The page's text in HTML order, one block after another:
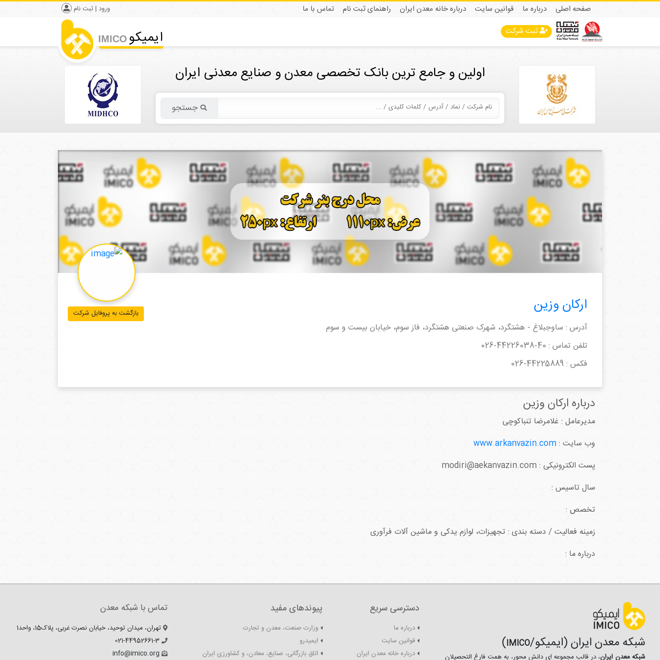
صفحه اصلی درباره ما قوانین سایت درباره خانه معدن ایران راهنمای ثبت نام تماس با ما ورود | ثبت نام
ثبت شرکت ایمیکو IMICO
اولین و جامع ترین بانک تخصصی معدن و صنایع معدنی ایران
جستجو
بازگشت به پروفایل شرکت ارکان وزین
آدرس : ساوجبلاغ - هشتگرد، شهرک صنعتی هشتگرد، فاز سوم، خیابان بیست و سوم
تلفن تماس : 026-44226038-40
فکس : 026-44225889
درباره ارکان وزین
مدیرعامل : غلامرضا تنباکوچی
وب سایت :
پست الکترونیکی : modiri@aekanvazin.com
سال تاسیس :
تخصص :
زمینه فعالیت / دسته بندی : تجهیزات، لوازم یدکی و ماشین آلات فرآوری
درباره ما :
شبکه معدن ایران (ایمیکو/IMICO
)
شبکه معدن ایران، در قالب مجموعه ای دانش محور، به همت فارغ­ التحصیلان
دسترسی سریع
درباره ما
قوانین سایت
درباره خانه معدن ایران
پیوندهای مفید
وزارت صنعت، معدن و تجارت
ایمیدرو
اتاق بازرگانی، صنایع، معادن، و کشاورزی ایران
تماس با شبکه معدن
تهران، میدان توحید، خیابان نصرت غربی، پلاک15، واحد1
021-44952661-3
info@imico.org